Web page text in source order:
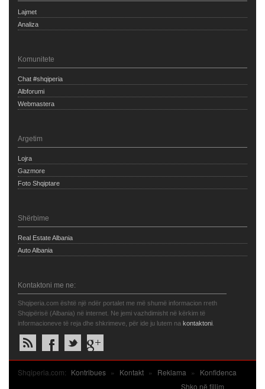
Lajmet
Analiza
Komunitete
Chat #shqiperia
Albforumi
Webmastera
Argetim
Lojra
Gazmore
Foto Shqiptare
Shërbime
Real Estate Albania
Auto Albania
Kontaktoni me ne:
Shqiperia.com është një ndër portalet me më shumë informacion rreth
Shqipërisë (Albania) në internet. Ne jemi vazhdimisht në kërkim të
informacioneve të reja dhe shkrimeve, për ide ju lutem na kontaktoni.
Shqiperia.com: Kontribues » Kontakt » Reklama »
Konfidenca
Shko në fillim